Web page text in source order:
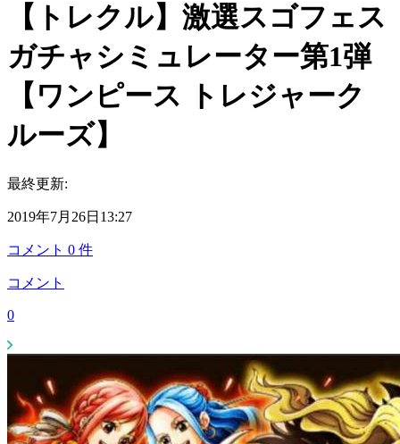
【トレクル】激選スゴフェス
ガチャシミュレーター第1弾
【ワンピース トレジャーク
ルーズ】
最終更新:
2019年7月26日13:27
コメント 0 件
コメント
0